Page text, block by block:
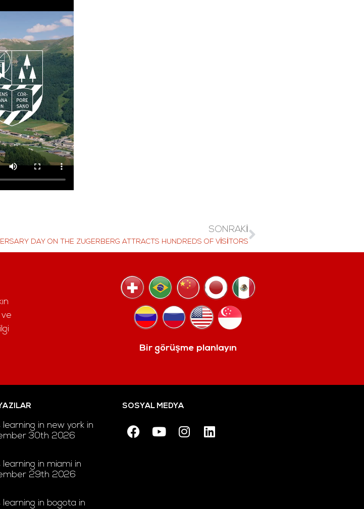
SONRAKI
DAY ON THE ZUGERBERG ATTRACTS HUNDREDS OF VISITORS
ve
Bir görüşme planlayın
learning in new york in
30th 2026
learning in miami in
29th 2026
learning in bogota in
SOSYAL MEDYA